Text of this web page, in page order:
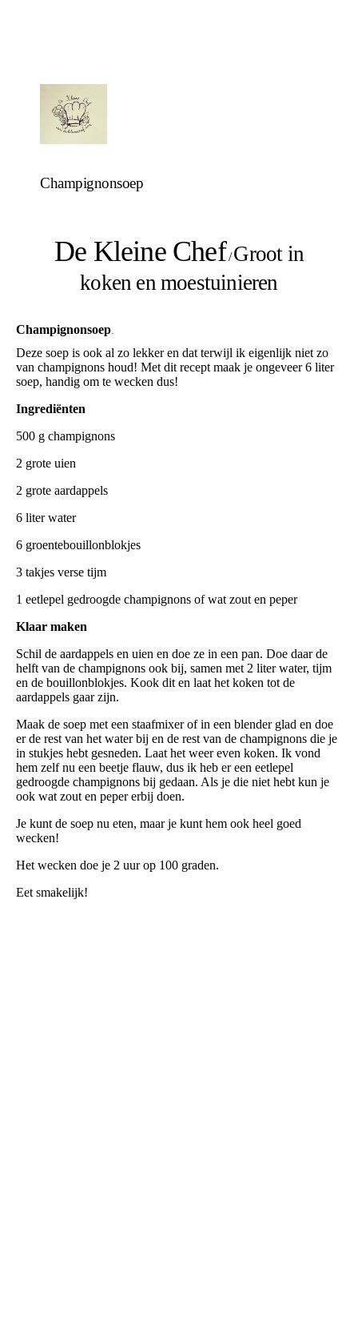
Champignonsoep
De Kleine Chef/Groot in
koken en moestuinieren
Champignonsoep.
Deze soep is ook al zo lekker en dat terwijl ik eigenlijk niet zo
van champignons houd! Met dit recept maak je ongeveer 6 liter
soep, handig om te wecken dus!
Ingrediënten
500 g champignons
2 grote uien
2 grote aardappels
6 liter water
6 groentebouillonblokjes
3 takjes verse tijm
1 eetlepel gedroogde champignons of wat zout en peper
Klaar maken
Schil de aardappels en uien en doe ze in een pan. Doe daar de
helft van de champignons ook bij, samen met 2 liter water, tijm
en de bouillonblokjes. Kook dit en laat het koken tot de
aardappels gaar zijn.
Maak de soep met een staafmixer of in een blender glad en doe
er de rest van het water bij en de rest van de champignons die je
in stukjes hebt gesneden. Laat het weer even koken. Ik vond
hem zelf nu een beetje flauw, dus ik heb er een eetlepel
gedroogde champignons bij gedaan. Als je die niet hebt kun je
ook wat zout en peper erbij doen.
Je kunt de soep nu eten, maar je kunt hem ook heel goed
wecken!
Het wecken doe je 2 uur op 100 graden.
Eet smakelijk!